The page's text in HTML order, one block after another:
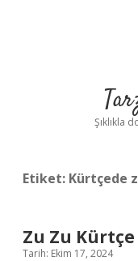
Şıklıkla
Etiket: Kürtçede
Zu Zu
Tarih: Ekim 17, 2024